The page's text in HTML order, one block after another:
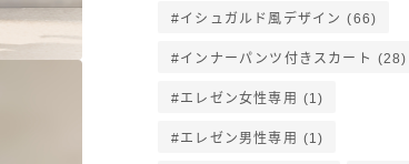
イシュガルド風デザイン (66)
インナーパンツ付きスカート (28)
エレゼン女性専用 (1)
エレゼン男性専用 (1)